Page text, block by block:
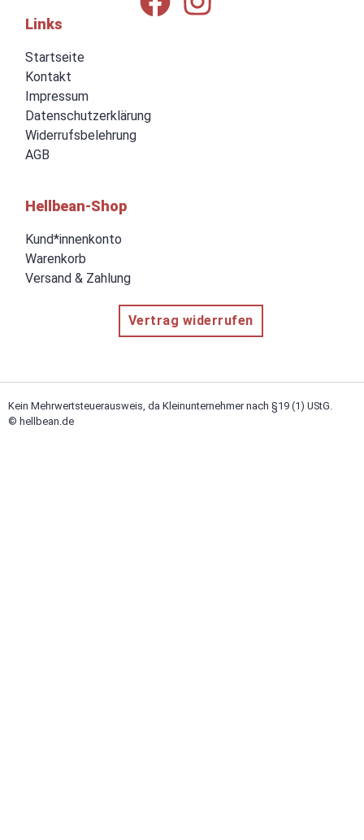
Links
Startseite
Kontakt
Impressum
Datenschutzerklärung
Widerrufsbelehrung
AGB
Hellbean-Shop
Kund*innenkonto
Warenkorb
Versand & Zahlung
Vertrag widerrufen
Kein Mehrwertsteuerausweis, da Kleinunternehmer nach §19 (1) UStG.
© hellbean.de